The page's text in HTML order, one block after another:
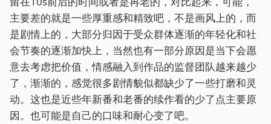
主要差的就是一些厚重感和精致吧，不是画风上的，而
是剧情上的，大部分归因于受众群体逐渐的年轻化和社
会节奏的逐渐加快上，当然也有一部分原因是当下会愿
意去考虑把价值，情感融入到作品的监督团队越来越少
了，渐渐的，感觉很多剧情貌似都缺少了一些打磨和灵
动。这也是近些年新番和老番的续作看的少了点主要原
因。也可能是自己的口味和耐心变了吧。